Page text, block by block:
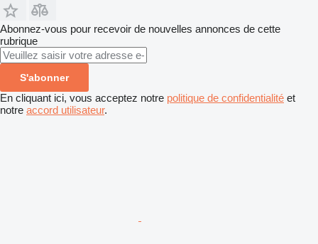
Abonnez-vous pour recevoir de nouvelles annonces de cette
rubrique
S'abonner
En cliquant ici, vous acceptez notre politique de confidentialité et
notre accord utilisateur.